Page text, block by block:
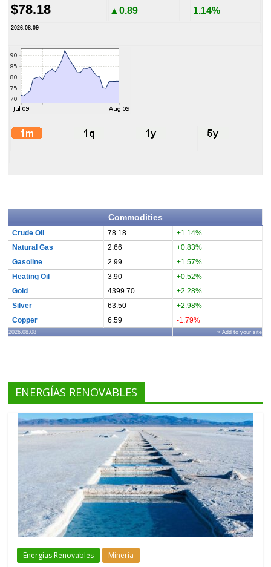
$78.18 ▲0.89 1.14%
2026.08.09
Commodities
Crude Oil 78.18
+1.14%
Natural Gas
2.66
+0.83%
Gasoline
2.99
+1.57%
Heating Oil
3.90
+0.52%
Gold
4399.70
+2.28%
Silver
63.50
+2.98%
Copper
6.59 -1.79%
2026.08.08 » Add to your site
ENERGÍAS RENOVABLES
Energías Renovables Mineria